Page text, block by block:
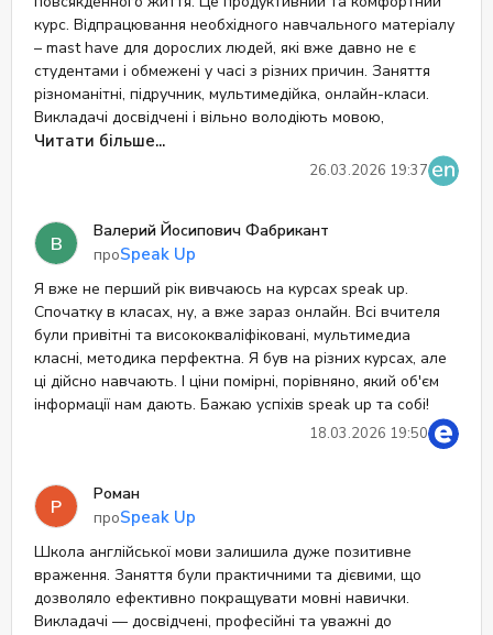
26.03.2026 19:37
курс. Відпрацювання необхідного навчального матеріалу
– mast have для дорослих людей, які вже давно не є
студентами і обмежені у часі з різних причин. Заняття
різноманітні, підручник, мультимедійка, онлайн-класи.
Викладачі досвідчені і вільно володіють мовою,
платформа проста у використанні і адміністратор завжди
Читати більше...
В
Валерий Йосипович Фабрикант
проSpeak Up
18.03.2026 19:50
Я вже не перший рік вивчаюсь на курсах speak up.
Спочатку в класах, ну, а вже зараз онлайн. Всі вчителя
були привітні та висококваліфіковані, мультимедиа
класні, методика перфектна. Я був на різних курсах, але
ці дійсно навчають. І ціни помірні, порівняно, який об'єм
інформації нам дають. Бажаю успіхів speak up та собі!
Р
Роман
проSpeak Up
Школа англійської мови залишила дуже позитивне
враження. Заняття були практичними та дієвими, що
дозволяло ефективно покращувати мовні навички.
Викладачі — досвідчені, професійні та уважні до